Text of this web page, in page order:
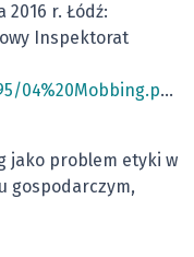
2016 r. Łódź:
Inspektorat
jako problem etyki w
gospodarczym,